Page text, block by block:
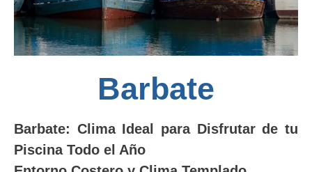
Barbate
Barbate: Clima Ideal para Disfrutar de tu
Piscina Todo el Año